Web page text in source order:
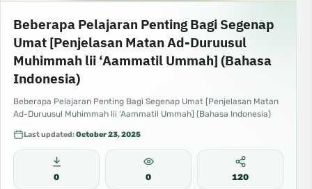
Beberapa Pelajaran Penting Bagi Segenap
Umat [Penjelasan Matan Ad-Duruusul
Muhimmah lii ‘Aammatil Ummah] (Bahasa
Indonesia)
Beberapa Pelajaran Penting Bagi Segenap Umat [Penjelasan Matan
Ad-Duruusul Muhimmah lii ‘Aammatil Ummah] (Bahasa Indonesia)
Last updated:October 23, 2025
0 0 120